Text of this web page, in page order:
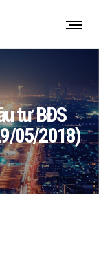
tư BĐS
05/2018)